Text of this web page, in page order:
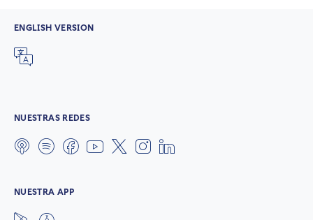
ENGLISH VERSION
NUESTRAS REDES
NUESTRA APP